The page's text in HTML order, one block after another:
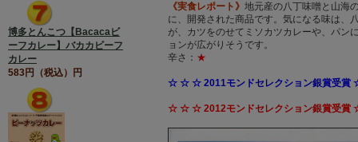
博多とんこつ【Bacacaビ
ーフカレー】バカカビーフ
カレー
583円（税込）円
《実食レポート》 地元産の八丁味噌と山海
に、開発された商品です。気になる味は、
が、カツをのせてミソカツカレーや、パン
ョンが広がりそうです。
辛さ： ★
☆ ☆ ☆ 2011モンドセレクション銀賞受
☆ ☆ ☆ 2012モンドセレクション銀賞受